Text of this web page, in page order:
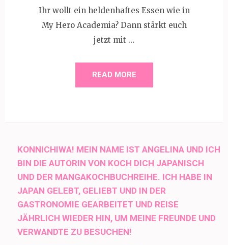
Ihr wollt ein heldenhaftes Essen wie in
My Hero Academia? Dann stärkt euch
jetzt mit …
READ MORE
KONNICHIWA! MEIN NAME IST ANGELINA UND ICH
BIN DIE AUTORIN VON KOCH DICH JAPANISCH
UND DER MANGAKOCHBUCHREIHE. ICH HABE IN
JAPAN GELEBT, GELIEBT UND IN DER
GASTRONOMIE GEARBEITET UND REISE
JÄHRLICH WIEDER HIN, UM MEINE FREUNDE UND
VERWANDTE ZU BESUCHEN!